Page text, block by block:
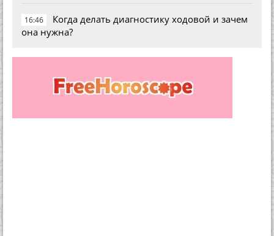
16:46
Когда делать диагностику ходовой и зачем
она нужна?